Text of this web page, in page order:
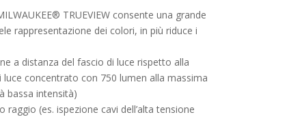
TRUEVIEW consente una grande
rappresentazione dei colori, in più riduce i
a distanza del fascio di luce rispetto alla
concentrato con 750 lumen alla massima
bassa intensità)
(es. ispezione cavi dell’alta tensione